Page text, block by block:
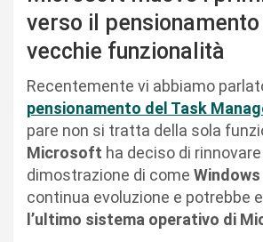
verso il
vecchie funzionalità
Recentemente vi abbiamo
pensionamento del Task
pare non si tratta della sola
Microsoft ha deciso di
dimostrazione di come Windows
continua evoluzione e potrebbe
l’ultimo sistema operativo di